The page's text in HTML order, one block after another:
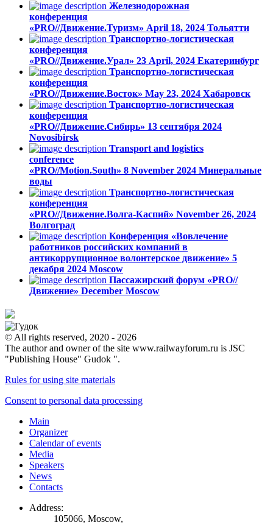
Железнодорожная
конференция
«PRO//Движение.Туризм» April 18, 2024 Тольятти
Транспортно-логистическая
конференция
«PRO//Движение.Урал» 23 April, 2024 Екатеринбург
Транспортно-логистическая
конференция
«PRO//Движение.Восток» May 23, 2024 Хабаровск
Транспортно-логистическая
конференция
«PRO//Движение.Сибирь» 13 сентября 2024
Novosibirsk
Transport and logistics
conference
«PRO//Motion.South» 8 November 2024 Минеральные
воды
Транспортно-логистическая
конференция
«PRO//Движение.Волга-Каспий» November 26, 2024
Волгоград
Конференция «Вовлечение
работников российских компаний в
антикоррупционное волонтерское движение» 5
декабря 2024 Moscow
Пассажирский форум «PRO//
Движение» December Moscow
© All rights reserved, 2020 - 2026
The author and owner of the site www.railwayforum.ru is JSC
"Publishing House" Gudok ".
Rules for using site materials
Consent to personal data processing
Main
Organizer
Calendar of events
Media
Speakers
News
Contacts
Address:
105066, Moscow,